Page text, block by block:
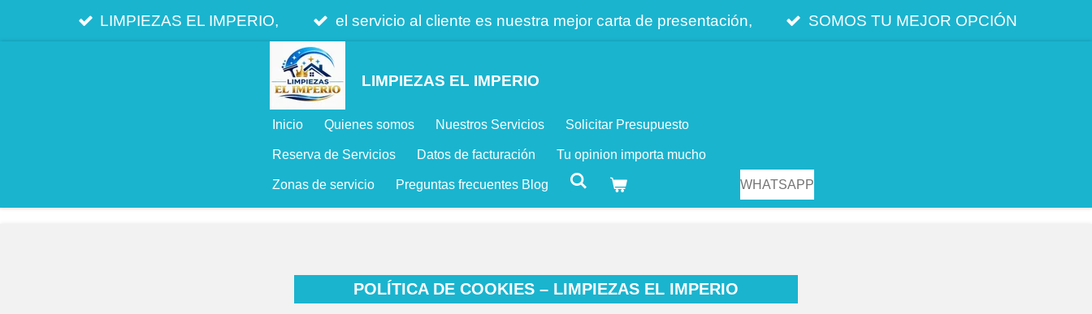
LIMPIEZAS EL IMPERIO, el servicio al cliente es nuestra mejor carta de presentación, SOMOS TU MEJOR OPCIÓN
LIMPIEZAS EL IMPERIO
Inicio Quienes somos Nuestros Servicios Solicitar Presupuesto
Reserva de Servicios Datos de facturación Tu opinion importa mucho
Zonas de servicio Preguntas frecuentes Blog WHATSAPP
POLÍTICA DE COOKIES – LIMPIEZAS EL IMPERIO